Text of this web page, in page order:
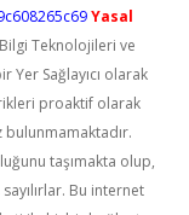
Yasal
Teknolojileri ve
Yer Sağlayıcı olarak
proaktif olarak
taşımakta olup,
Bu internet